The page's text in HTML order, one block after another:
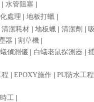
水管阻塞
處理 地板打蠟
清潔耗材 地板蠟 清潔劑
器 割草機
偵測儀 白蟻老鼠探測器
程 EPOXY施作 PU防水工程
工